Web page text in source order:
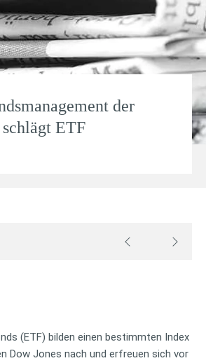
der
ETF
(ETF) bilden einen bestimmten Index
Dow Jones nach und erfreuen sich vor